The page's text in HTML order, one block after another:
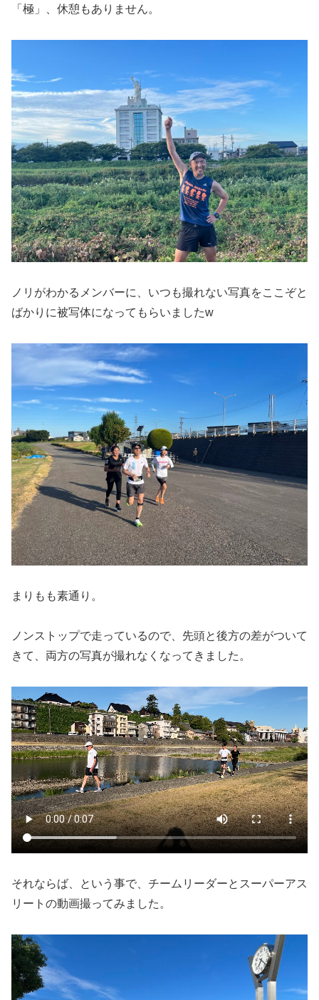
「極」、休憩もありません。
ノリがわかるメンバーに、いつも撮れない写真をここぞと
ばかりに被写体になってもらいましたw
まりもも素通り。
ノンストップで走っているので、先頭と後方の差がついて
きて、両方の写真が撮れなくなってきました。
それならば、という事で、チームリーダーとスーパーアス
リートの動画撮ってみました。